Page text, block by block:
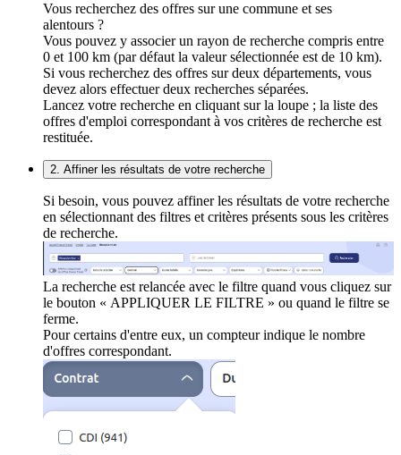
Vous recherchez des offres sur une commune et ses
alentours ?
Vous pouvez y associer un rayon de recherche compris entre
0 et 100 km (par défaut la valeur sélectionnée est de 10 km).
Si vous recherchez des offres sur deux départements, vous
devez alors effectuer deux recherches séparées.
Lancez votre recherche en cliquant sur la loupe ; la liste des
offres d'emploi correspondant à vos critères de recherche est
restituée.
2. Affiner les résultats de votre recherche
Si besoin, vous pouvez affiner les résultats de votre recherche
en sélectionnant des filtres et critères présents sous les critères
de recherche.
La recherche est relancée avec le filtre quand vous cliquez sur
le bouton « APPLIQUER LE FILTRE » ou quand le filtre se
ferme.
Pour certains d'entre eux, un compteur indique le nombre
d'offres correspondant.